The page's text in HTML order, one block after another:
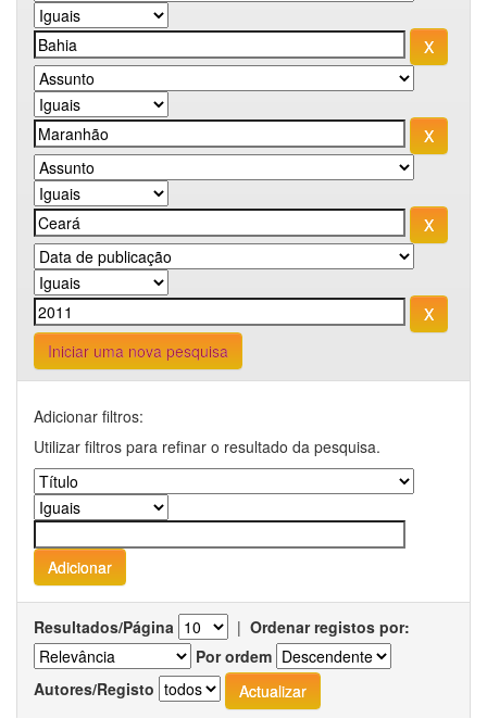
Iniciar uma nova pesquisa
Adicionar filtros:
Utilizar filtros para refinar o resultado da pesquisa.
Resultados/Página | Ordenar registos por:
Por ordem
Autores/Registo